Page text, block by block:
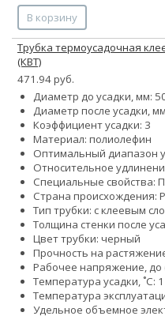
В корзину
Трубка термоусадочная
(КВТ)
471.94 руб.
Диаметр до усадки, мм:
Диаметр после усадки,
Коэффициент усадки: 3
Материал: полиолефин
Оптимальный диапазон
Относительное
Специальные свойства:
Страна происхождения:
Тип трубки: с клеевым
Толщина стенки после
Цвет трубки: черный
Прочность на
Рабочее напряжение, до
Температура усадки, ˚С:
Температура
Удельное объемное